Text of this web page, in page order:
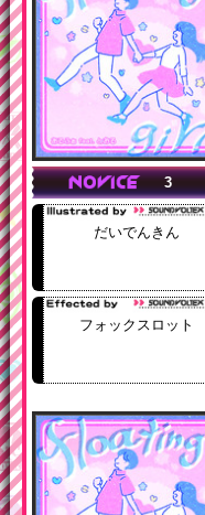
3
だいでんきん
フォックスロット